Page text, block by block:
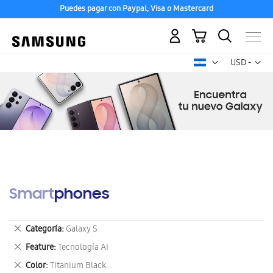
Puedes pagar con Paypal, Visa o Mastercard
USD -
dólar
Mi carrito
Smartphones
Categoría Galaxy S
Eliminar
este
artículo
Feature Tecnología AI
Eliminar
este
Color Titanium Black.
Eliminar